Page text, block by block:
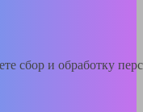
сбор и обработку